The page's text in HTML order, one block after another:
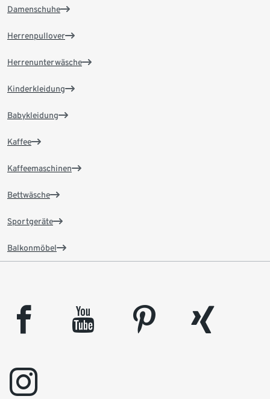
Damenschuhe
Herrenpullover
Herrenunterwäsche
Kinderkleidung
Babykleidung
Kaffee
Kaffeemaschinen
Bettwäsche
Sportgeräte
Balkonmöbel
facebook youtube pinterest
xing
instagram